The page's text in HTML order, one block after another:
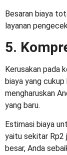
Besaran biaya
layanan
5.
Kerusakan pada
biaya yang
mengharuskan
yang baru.
Estimasi biaya
yaitu sekitar Rp2
besar, Anda